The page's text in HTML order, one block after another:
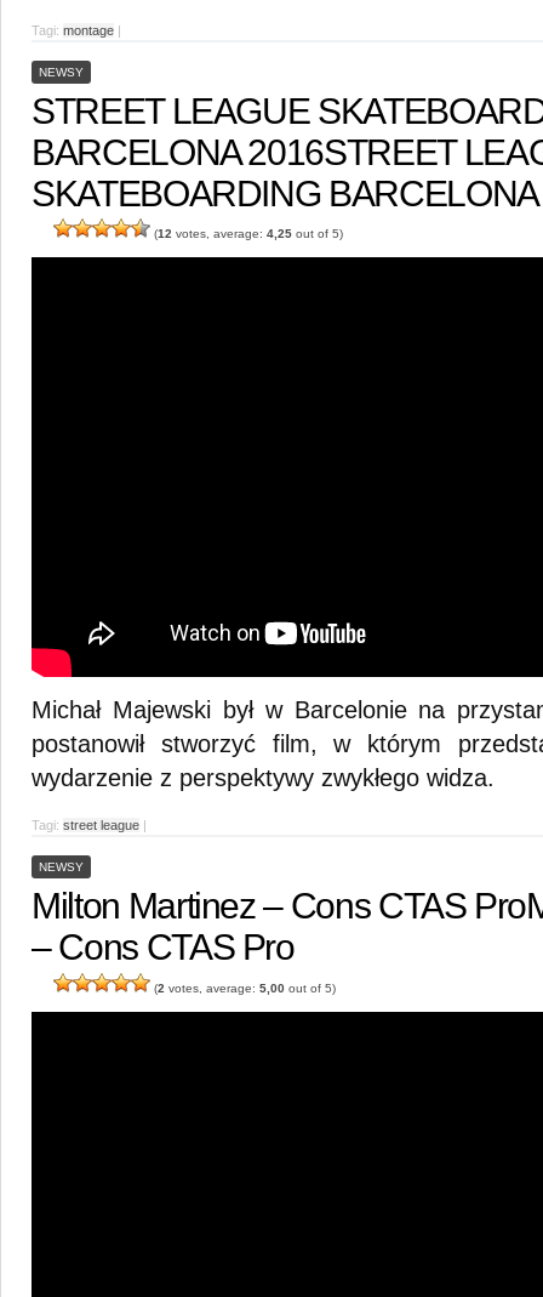
Tagi: montage |
NEWSY
STREET LEAGUE
BARCELONA 2016STREET
SKATEBOARDING
(12 votes, average: 4,25 out of 5)
Michał Majewski był w Barcelonie na
postanowił stworzyć film, w którym
wydarzenie z perspektywy zwykłego widza.
Tagi: street league |
NEWSY
Milton Martinez – Cons CTAS Pro
– Cons CTAS Pro
(2 votes, average: 5,00 out of 5)